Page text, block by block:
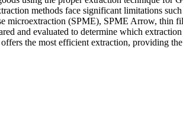
methods face significant limitations
(SPME), SPME Arrow, thin
and evaluated to determine which
the most efficient extraction, providing